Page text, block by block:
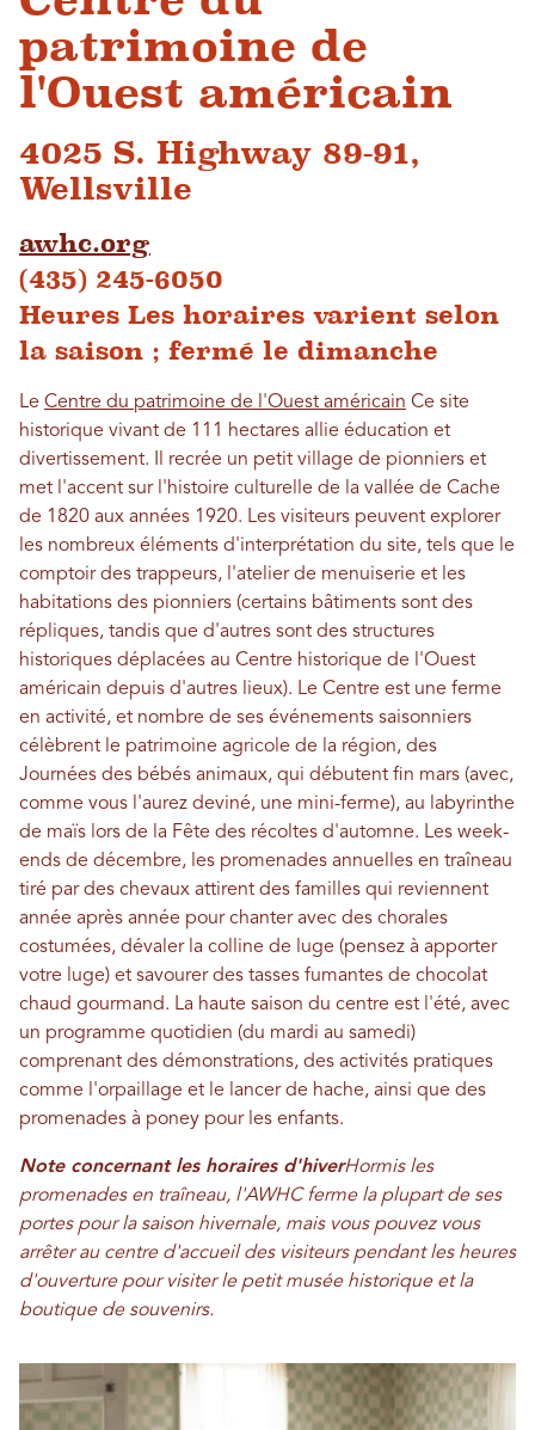
patrimoine de
l'Ouest américain
4025 S. Highway 89-91,
Wellsville
awhc.org
(435) 245-6050
Heures Les horaires varient selon
la saison ; fermé le dimanche
Le Centre du patrimoine de l'Ouest américain Ce site
historique vivant de 111 hectares allie éducation et
divertissement. Il recrée un petit village de pionniers et
met l'accent sur l'histoire culturelle de la vallée de Cache
de 1820 aux années 1920. Les visiteurs peuvent explorer
les nombreux éléments d'interprétation du site, tels que le
comptoir des trappeurs, l'atelier de menuiserie et les
habitations des pionniers (certains bâtiments sont des
répliques, tandis que d'autres sont des structures
historiques déplacées au Centre historique de l'Ouest
américain depuis d'autres lieux). Le Centre est une ferme
en activité, et nombre de ses événements saisonniers
célèbrent le patrimoine agricole de la région, des
Journées des bébés animaux, qui débutent fin mars (avec,
comme vous l'aurez deviné, une mini-ferme), au labyrinthe
de maïs lors de la Fête des récoltes d'automne. Les week-
ends de décembre, les promenades annuelles en traîneau
tiré par des chevaux attirent des familles qui reviennent
année après année pour chanter avec des chorales
costumées, dévaler la colline de luge (pensez à apporter
votre luge) et savourer des tasses fumantes de chocolat
chaud gourmand. La haute saison du centre est l'été, avec
un programme quotidien (du mardi au samedi)
comprenant des démonstrations, des activités pratiques
comme l'orpaillage et le lancer de hache, ainsi que des
promenades à poney pour les enfants.
Note concernant les horaires d'hiverHormis les
promenades en traîneau, l'AWHC ferme la plupart de ses
portes pour la saison hivernale, mais vous pouvez vous
arrêter au centre d'accueil des visiteurs pendant les heures
d'ouverture pour visiter le petit musée historique et la
boutique de souvenirs.